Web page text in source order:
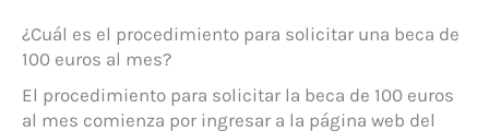
¿Cuál es el procedimiento para solicitar una beca de
100 euros al mes?
El procedimiento para solicitar la beca de 100 euros
al mes comienza por ingresar a la página web del